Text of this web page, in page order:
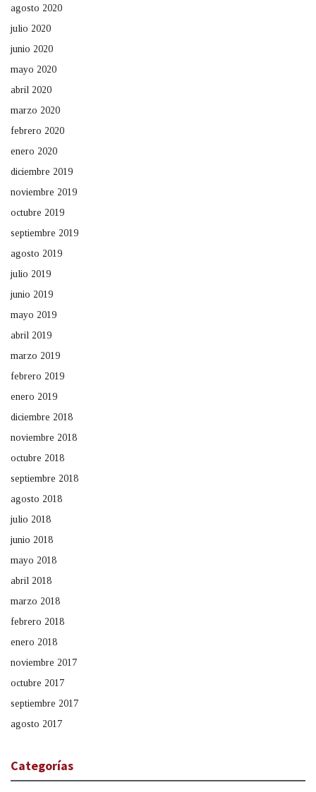
agosto 2020
julio 2020
junio 2020
mayo 2020
abril 2020
marzo 2020
febrero 2020
enero 2020
diciembre 2019
noviembre 2019
octubre 2019
septiembre 2019
agosto 2019
julio 2019
junio 2019
mayo 2019
abril 2019
marzo 2019
febrero 2019
enero 2019
diciembre 2018
noviembre 2018
octubre 2018
septiembre 2018
agosto 2018
julio 2018
junio 2018
mayo 2018
abril 2018
marzo 2018
febrero 2018
enero 2018
noviembre 2017
octubre 2017
septiembre 2017
agosto 2017
Categorías